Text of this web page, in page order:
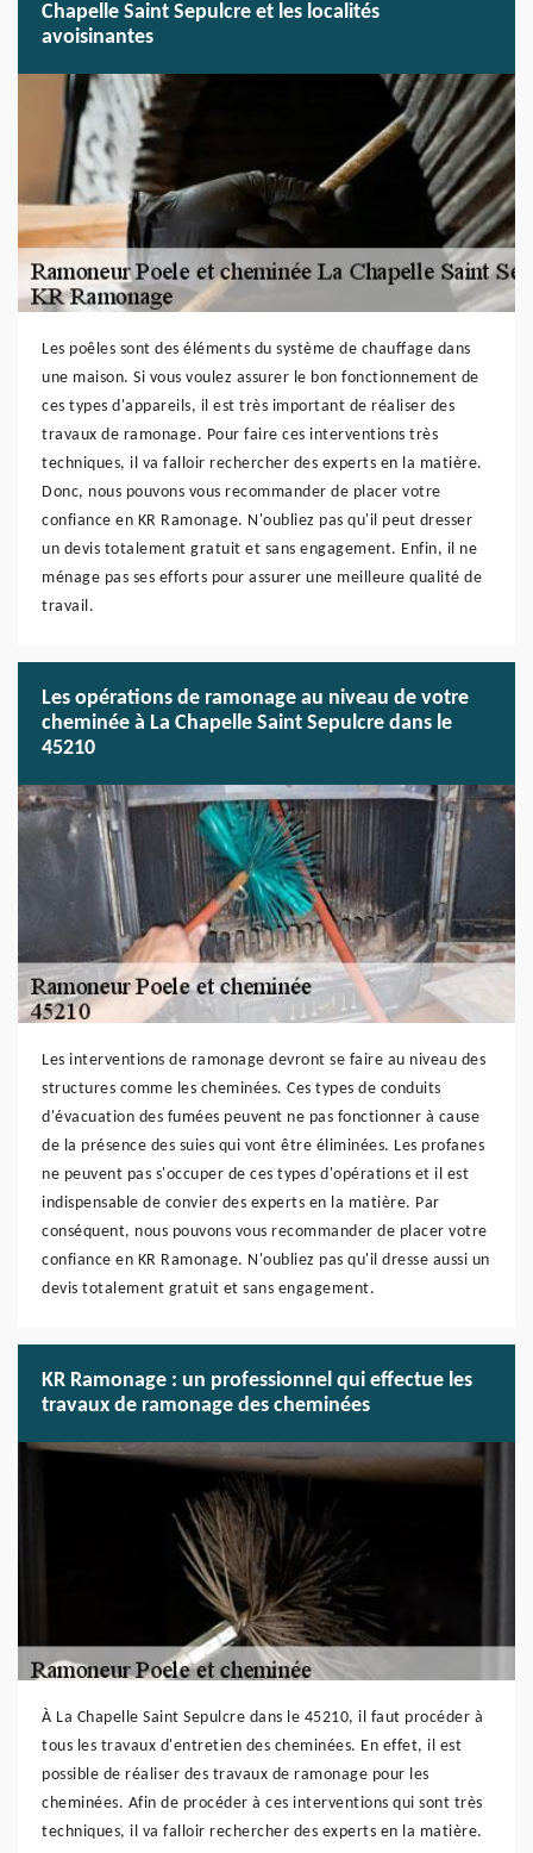
Chapelle Saint Sepulcre et les localités
avoisinantes
Les poêles sont des éléments du système de chauffage dans
une maison. Si vous voulez assurer le bon fonctionnement de
ces types d'appareils, il est très important de réaliser des
travaux de ramonage. Pour faire ces interventions très
techniques, il va falloir rechercher des experts en la matière.
Donc, nous pouvons vous recommander de placer votre
confiance en KR Ramonage. N'oubliez pas qu'il peut dresser
un devis totalement gratuit et sans engagement. Enfin, il ne
ménage pas ses efforts pour assurer une meilleure qualité de
travail.
Les opérations de ramonage au niveau de votre
cheminée à La Chapelle Saint Sepulcre dans le
45210
Les interventions de ramonage devront se faire au niveau des
structures comme les cheminées. Ces types de conduits
d'évacuation des fumées peuvent ne pas fonctionner à cause
de la présence des suies qui vont être éliminées. Les profanes
ne peuvent pas s'occuper de ces types d'opérations et il est
indispensable de convier des experts en la matière. Par
conséquent, nous pouvons vous recommander de placer votre
confiance en KR Ramonage. N'oubliez pas qu'il dresse aussi un
devis totalement gratuit et sans engagement.
KR Ramonage : un professionnel qui effectue les
travaux de ramonage des cheminées
À La Chapelle Saint Sepulcre dans le 45210, il faut procéder à
tous les travaux d'entretien des cheminées. En effet, il est
possible de réaliser des travaux de ramonage pour les
cheminées. Afin de procéder à ces interventions qui sont très
techniques, il va falloir rechercher des experts en la matière.